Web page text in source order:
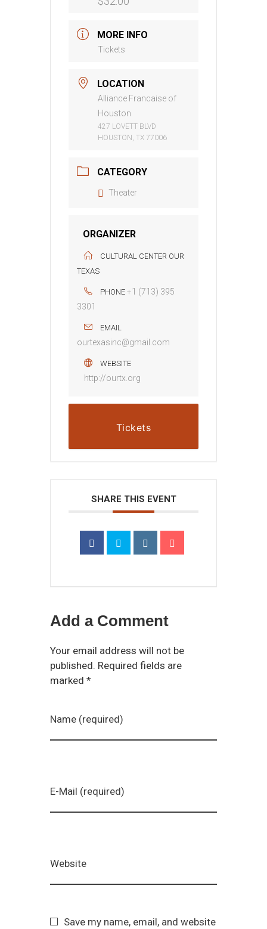
MORE INFO
Tickets
LOCATION
Alliance Francaise of
Houston
427 LOVETT BLVD
HOUSTON, TX 77006
CATEGORY
Theater
ORGANIZER
CULTURAL CENTER OUR
TEXAS
PHONE +1 (713) 395
3301
EMAIL
ourtexasinc@gmail.com
WEBSITE
http://ourtx.org
Tickets
SHARE THIS EVENT
Add a Comment
Your email address will not be
published. Required fields are
marked *
Name (required)
E-Mail (required)
Website
Save my name, email, and website